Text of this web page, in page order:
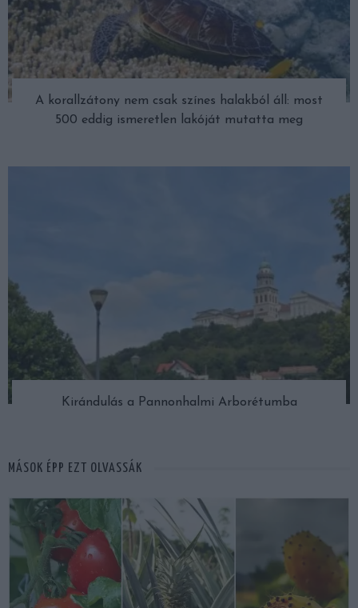
A korallzátony nem csak színes halakból áll: most
500 eddig ismeretlen lakóját mutatta meg
Kirándulás a Pannonhalmi Arborétumba
MÁSOK ÉPP EZT OLVASSÁK